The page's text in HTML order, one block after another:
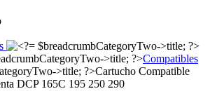
Compatibles
Cartucho Compatible
DCP 165C 195 250 290